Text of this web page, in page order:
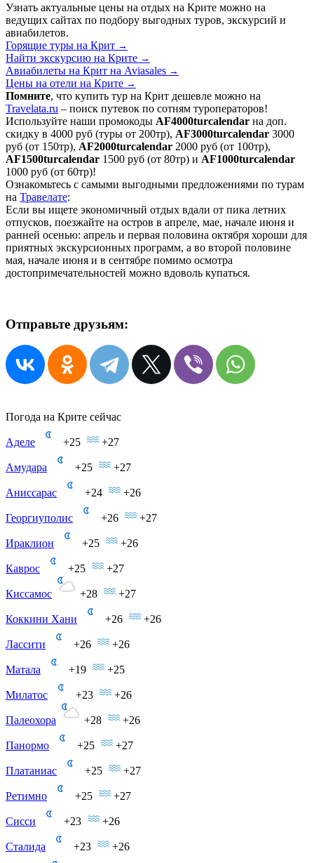
Узнать актуальные цены на отдых на Крите можно на
ведущих сайтах по подбору выгодных туров, экскурсий и
авиабилетов.
Горящие туры на Крит →
Найти экскурсию на Крите →
Авиабилеты на Крит на Aviasales →
Цены на отели на Крите →
Помните, что купить тур на Крит дешевле можно на
Travelata.ru – поиск путевок по сотням туроператоров!
Используйте наши промокоды AF4000turcalendar на доп.
скидку в 4000 руб (туры от 200тр), AF3000turcalendar 3000
руб (от 150тр), AF2000turcalendar 2000 руб (от 100тр),
AF1500turcalendar 1500 руб (от 80тр) и AF1000turcalendar
1000 руб (от 60тр)!
Ознакомьтесь с самыми выгодными предложениями по турам
на Травелате:
Если вы ищете экономичный отдых вдали от пика летних
отпусков, поезжайте на остров в апреле, мае, начале июня и
ранней осенью: апрель и первая половина октября хороши для
приятных экскурсионных программ, а во второй половине
мая, начале июня и в сентябре помимо осмотра
достопримечательностей можно вдоволь купаться.
Отправьте друзьям:
Погода на Крите сейчас
Аделе +25 +27
Амудара +25 +27
Аниссарас +24 +26
Георгиуполис +26 +27
Ираклион +25 +26
Каврос +25 +27
Киссамос +28 +27
Коккини Хани +26 +26
Лассити +26 +26
Матала +19 +25
Милатос +23 +26
Палеохора +28 +26
Панормо +25 +27
Платаниас +25 +27
Ретимно +25 +27
Сисси +23 +26
Сталида +23 +26